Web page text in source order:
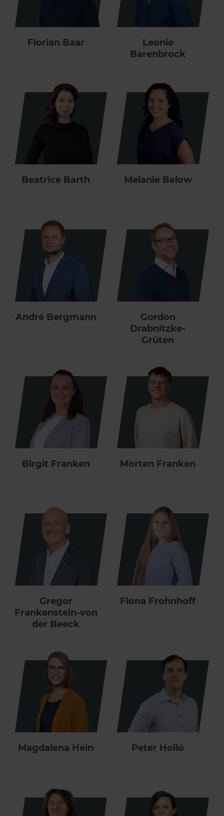
Florian Baar
Leonie
Barenbrock
Beatrice Barth Melanie Below
André Bergmann
Gordon
Drabnitzke-
Grüten
Birgit Franken Morten Franken
Gregor
Frankenstein-von
der Beeck
Fiona Frohnhoff
Magdalena Hein Peter Holló